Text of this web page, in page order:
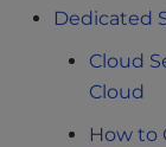
Dedicated
Cloud
Cloud
How to